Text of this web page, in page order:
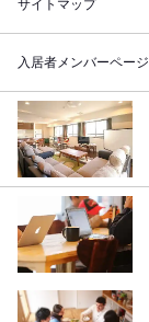
サイトマップ
入居者メンバーページ